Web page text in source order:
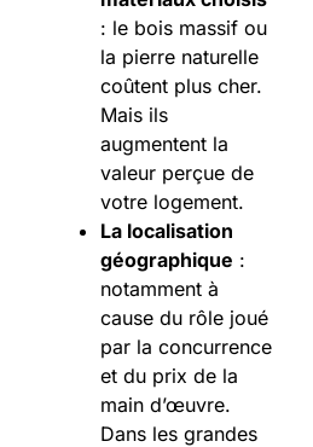
: le bois massif ou
la pierre naturelle
coûtent plus cher.
Mais ils
augmentent la
valeur perçue de
votre logement.
La localisation
géographique :
notamment à
cause du rôle joué
par la concurrence
et du prix de la
main d’œuvre.
Dans les grandes